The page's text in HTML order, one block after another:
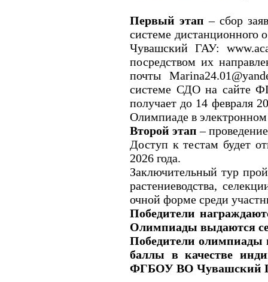
Первый этап – сбор
системе
Чувашский ГАУ:
посредством их
почты
системе СДО на сайте
получает до 14 февраля
Олимпиаде в электронном
Второй этап –
Доступ к тестам будет
2026 года.
Заключительный тур
растениеводства,
очной форме среди
Победители
Олимпиады выдаются
Победители олимпиады
баллы в качестве
ФГБОУ ВО Чувашский